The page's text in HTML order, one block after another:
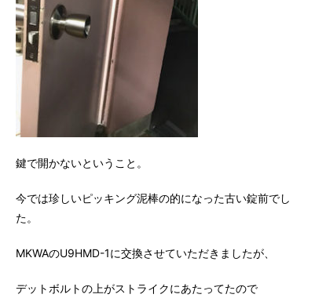
鍵で開かないということ。
今では珍しいピッキング泥棒の的になった古い錠前でし
た。
MKWAのU9HMD-1に交換させていただきましたが、
デットボルトの上がストライクにあたってたので